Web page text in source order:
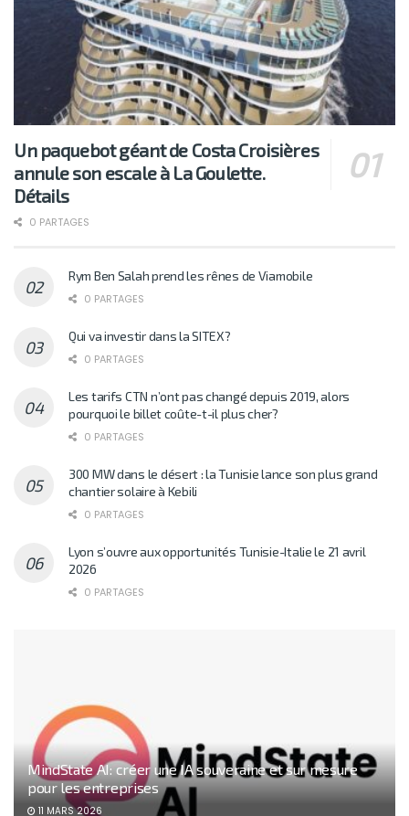
Un paquebot géant de Costa Croisières
annule son escale à La Goulette.
Détails
0 PARTAGES
Rym Ben Salah prend les rênes de Viamobile
0 PARTAGES
Qui va investir dans la SITEX?
0 PARTAGES
Les tarifs CTN n’ont pas changé depuis 2019, alors
pourquoi le billet coûte-t-il plus cher?
0 PARTAGES
300 MW dans le désert : la Tunisie lance son plus grand
chantier solaire à Kebili
0 PARTAGES
Lyon s’ouvre aux opportunités Tunisie-Italie le 21 avril
2026
0 PARTAGES
MindState AI: créer une IA souveraine et sur mesure
pour les entreprises
11 MARS 2026